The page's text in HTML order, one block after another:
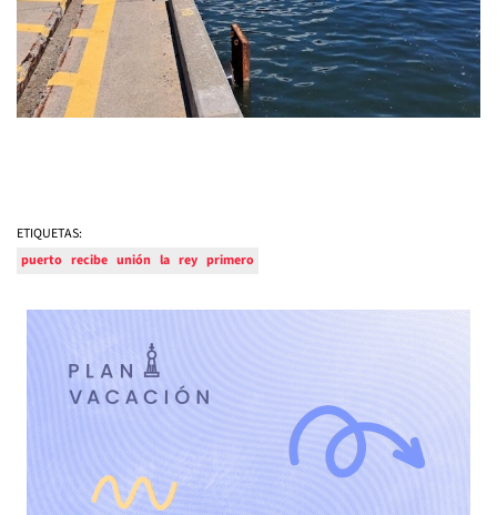
ETIQUETAS:
puerto recibe unión la rey primero